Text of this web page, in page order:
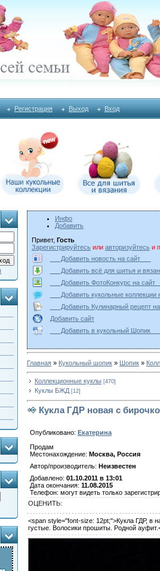
Регистрация Выход Вход
Инфо
Добавить
Привет, Гость
Зарегистрируйтесьили авторизуйтесьи
Добавить новость на сайт
Добавить всё для шитья и
Добавить ФотоКонкурс на
Добавить кукольные
Добавить Кулинарный рецепт
Добавить сайт
Добавить в кукольный
Главная» Кукольный шопик» Шопик»
Коллекционные куклы [470]
Куклы БЖД [12]
Кукла ГДР новая с
Опубликовано: Екатерина
Продам
Местонахождение: Москва, Россия
Автор/производитель: Неизвестен
Добавлено: 01.10.2011 в 13:01
Дата окончания: 11.08.2015
Телефон: могут видеть только
ОЦЕНИТЬ:
<span style="font-size: 12pt;">Кукла ГДР, в
густые. Волосики прошиты. Родной